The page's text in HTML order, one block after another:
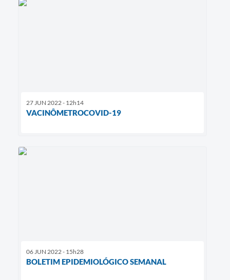
27 JUN 2022 - 12h14
VACINÔMETROCOVID-19
06 JUN 2022 - 15h28
BOLETIM EPIDEMIOLÓGICO SEMANAL